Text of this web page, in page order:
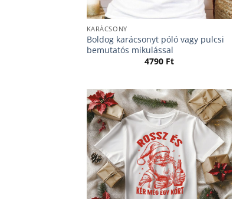
KARÁCSONY
Boldog karácsonyt póló vagy pulcsi
bemutatós mikulással
4790 Ft